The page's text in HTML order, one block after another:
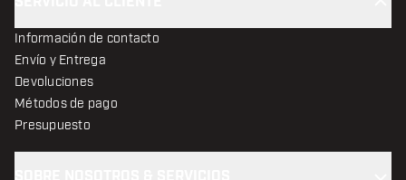
Información de contacto
Envío y Entrega
Devoluciones
Métodos de pago
Presupuesto